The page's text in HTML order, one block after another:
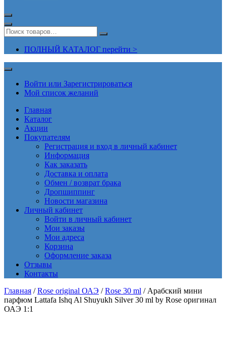
ПОЛНЫЙ КАТАЛОГ перейти >
Войти или Зарегистрироваться
Мой список желаний
Главная
Каталог
Акции
Покупателям
Регистрация и вход в личный кабинет
Информация
Как заказать
Доставка и оплата
Обмен / возврат брака
Дропшиппинг
Новости магазина
Личный кабинет
Войти в личный кабинет
Мои заказы
Мои адреса
Корзина
Оформление заказа
Отзывы
Контакты
Главная /Rose original ОАЭ /Rose 30 ml / Арабский мини
парфюм Lattafa Ishq Al Shuyukh Silver 30 ml by Rose оригинал
ОАЭ 1:1